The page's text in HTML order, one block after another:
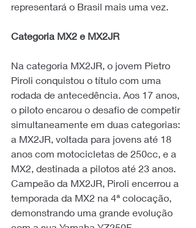
representará o Brasil mais uma vez.
Categoria MX2 e MX2JR
Na categoria MX2JR, o jovem Pietro
Piroli conquistou o título com uma
rodada de antecedência. Aos 17 anos,
o piloto encarou o desafio de competir
simultaneamente em duas categorias:
a MX2JR, voltada para jovens até 18
anos com motocicletas de 250cc, e a
MX2, destinada a pilotos até 23 anos.
Campeão da MX2JR, Piroli encerrou a
temporada da MX2 na 4ª colocação,
demonstrando uma grande evolução